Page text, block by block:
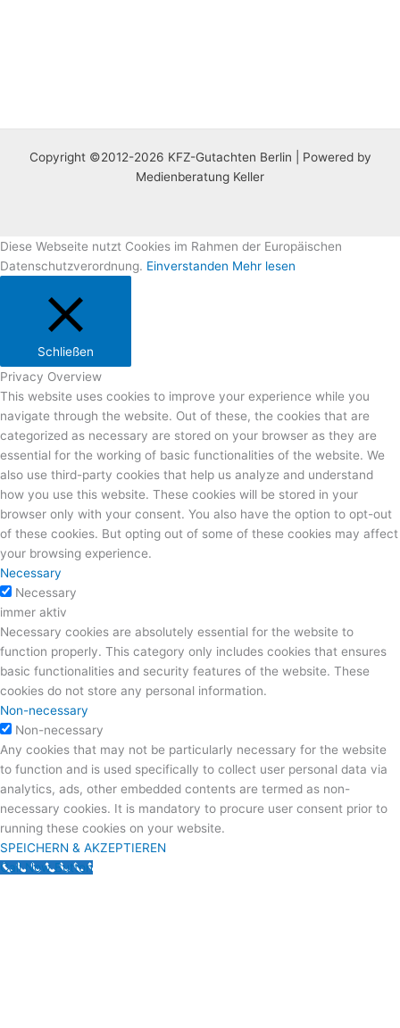
Copyright ©2012-2026 KFZ-Gutachten Berlin | Powered by
Medienberatung Keller
Diese Webseite nutzt Cookies im Rahmen der Europäischen
Datenschutzverordnung. Einverstanden Mehr lesen
Schließen
Privacy Overview
This website uses cookies to improve your experience while you
navigate through the website. Out of these, the cookies that are
categorized as necessary are stored on your browser as they are
essential for the working of basic functionalities of the website. We
also use third-party cookies that help us analyze and understand
how you use this website. These cookies will be stored in your
browser only with your consent. You also have the option to opt-out
of these cookies. But opting out of some of these cookies may affect
your browsing experience.
Necessary
Necessary
immer aktiv
Necessary cookies are absolutely essential for the website to
function properly. This category only includes cookies that ensures
basic functionalities and security features of the website. These
cookies do not store any personal information.
Non-necessary
Non-necessary
Any cookies that may not be particularly necessary for the website
to function and is used specifically to collect user personal data via
analytics, ads, other embedded contents are termed as non-
necessary cookies. It is mandatory to procure user consent prior to
running these cookies on your website.
SPEICHERN & AKZEPTIEREN
Call Now Button